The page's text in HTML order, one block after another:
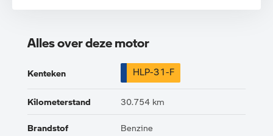
Alles over deze motor
Kenteken HLP-31-F
Kilometerstand 30.754 km
Brandstof Benzine